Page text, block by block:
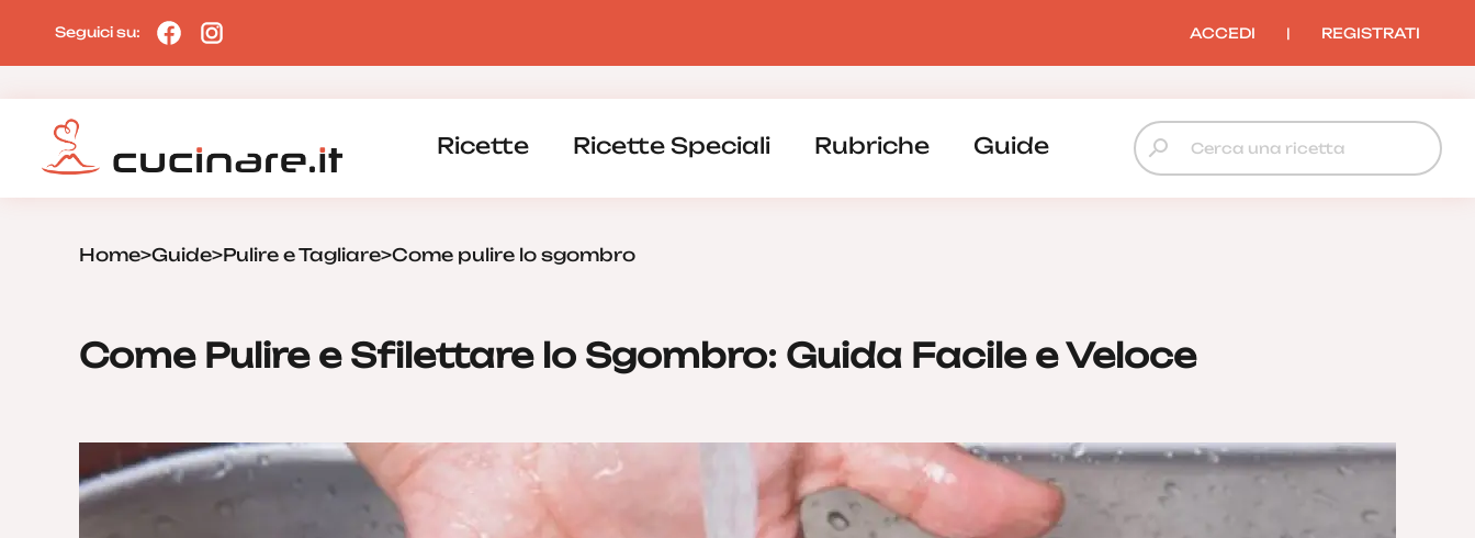
Seguici su: ACCEDI | REGISTRATI
Ricette Ricette Speciali Rubriche Guide
Home>Guide>Pulire e Tagliare>Come pulire lo sgombro
Come Pulire e Sfilettare lo Sgombro: Guida Facile e Veloce